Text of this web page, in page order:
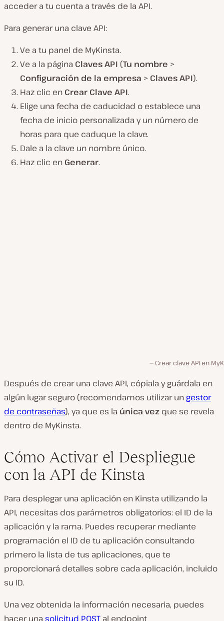
acceder a tu cuenta a través de la API.
Para generar una clave API:
Ve a tu panel de MyKinsta.
Ve a la página Claves API (Tu nombre >
Configuración de la empresa > Claves API).
Haz clic en Crear Clave API.
Elige una fecha de caducidad o establece una
fecha de inicio personalizada y un número de
horas para que caduque la clave.
Dale a la clave un nombre único.
Haz clic en Generar.
Crear clave API en
Después de crear una clave API, cópiala y guárdala en
algún lugar seguro (recomendamos utilizar ungestor
de contraseñas), ya que es la única vez que se revela
dentro de MyKinsta.
Cómo Activar el Despliegue
con la API de Kinsta
Para desplegar una aplicación en Kinsta utilizando la
API, necesitas dos parámetros obligatorios: el ID de la
aplicación y la rama. Puedes recuperar mediante
programación el ID de tu aplicación consultando
primero la lista de tus aplicaciones, que te
proporcionará detalles sobre cada aplicación, incluido
su ID.
Una vez obtenida la información necesaria, puedes
hacer una solicitud POST al endpoint